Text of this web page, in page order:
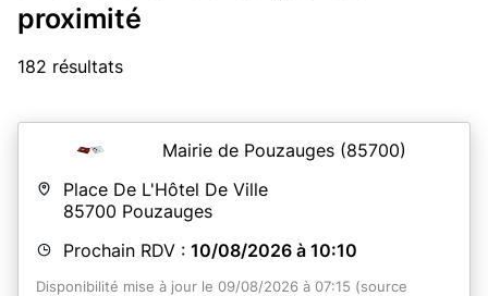
proximité
182 résultats
Mairie de Pouzauges (85700)
Place De L'Hôtel De Ville
85700 Pouzauges
Prochain RDV : 10/08/2026 à 10:10
Disponibilité mise à jour le 09/08/2026 à 07:15 (source